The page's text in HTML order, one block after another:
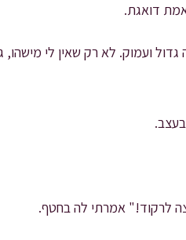
דואגת.
ועמוק. לא רק שאין לי
לרקוד!" אמרתי לה בחטף.